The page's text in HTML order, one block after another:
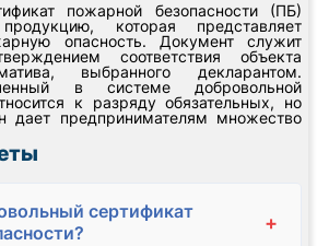
пожарной безопасности (ПБ)
которая представляет
опасность. Документ служит
соответствия объекта
выбранного декларантом.
в системе добровольной
к разряду обязательных, но
дает предпринимателям множество
сертификат
+